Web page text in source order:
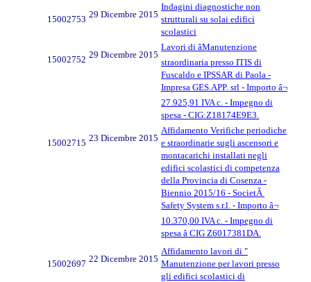
15002753 29 Dicembre 2015
Indagini diagnostiche non
strutturali su solai edifici
scolastici
15002752 29 Dicembre 2015
Lavori di âManutenzione
straordinaria presso ITIS di
Fuscaldo e IPSSAR di Paola -
Impresa GES.APP. srl - Importo â¬
27.925,91 IVA c. - Impegno di
spesa - CIG:Z18174E9E3.
15002715 23 Dicembre 2015
Affidamento Verifiche periodiche
e straordinarie sugli ascensori e
montacarichi installati negli
edifici scolastici di competenza
della Provincia di Cosenza -
Biennio 2015/16 - SocietÃ
Safety System s.r.l. - Importo â¬
10.370,00 IVA c. - Impegno di
spesa â CIG Z6017381DA.
15002697 22 Dicembre 2015
Affidamento lavori di "
Manutenzione per lavori presso
gli edifici scolastici di